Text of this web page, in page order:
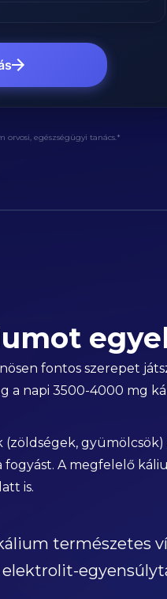
egészségügyi tanács.*
fontos szerepet
a napi 3500-4000 mg
A megfelelő
is.
természetes